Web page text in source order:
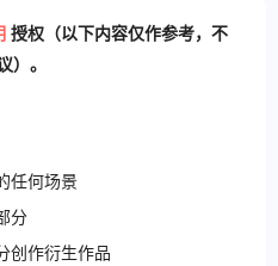
授权（以下内容仅作参考，不
）。
任何场景
分
创作衍生作品